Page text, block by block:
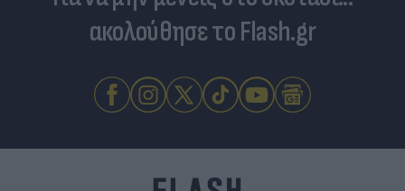
ακολούθησε το Flash.gr